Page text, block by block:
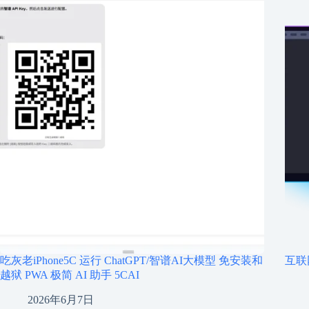
吃灰老iPhone5C 运行 ChatGPT/智谱AI大模型 免安装和
越狱 PWA 极简 AI 助手 5CAI
2026年6月7日
互